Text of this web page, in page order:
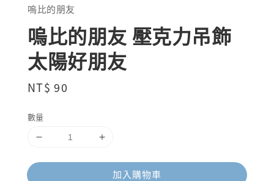
嗚比的朋友
嗚比的朋友 壓克力吊飾
太陽好朋友
Regular
NT$ 90
數量
加入購物車